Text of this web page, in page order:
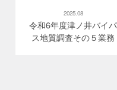
2025.08
令和6年度津ノ井バイパ
ス地質調査その５業務